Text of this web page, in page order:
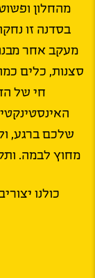
מהחלון
בסדנה זו
מעקב אחר
סצנות, כלים
חי של
שלכם ברגע,
מחוץ לבמה.
כולנו